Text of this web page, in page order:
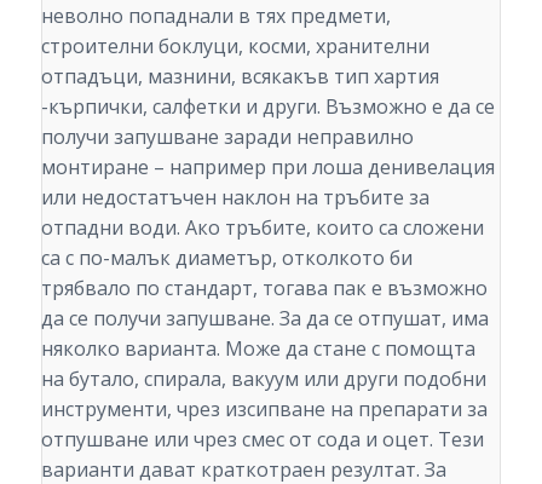
неволно попаднали в тях предмети,
строителни боклуци, косми, хранителни
отпадъци, мазнини, всякакъв тип хартия
-кърпички, салфетки и други. Възможно е да се
получи запушване заради неправилно
монтиране – например при лоша денивелация
или недостатъчен наклон на тръбите за
отпадни води. Ако тръбите, които са сложени
са с по-малък диаметър, отколкото би
трябвало по стандарт, тогава пак е възможно
да се получи запушване. За да се отпушат, има
няколко варианта. Може да стане с помощта
на бутало, спирала, вакуум или други подобни
инструменти, чрез изсипване на препарати за
отпушване или чрез смес от сода и оцет. Тези
варианти дават краткотраен резултат. За